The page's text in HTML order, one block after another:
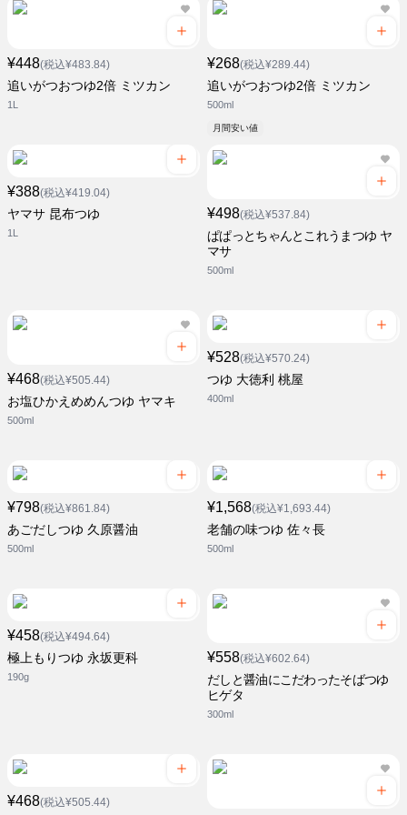
¥448(税込¥483.84)
追いがつおつゆ2倍 ミツカン
1L
¥268(税込¥289.44)
追いがつおつゆ2倍 ミツカン
500ml
月間安い値
¥388(税込¥419.04)
ヤマサ 昆布つゆ
1L
¥498(税込¥537.84)
ぱぱっとちゃんとこれうまつゆ ヤ
マサ
500ml
¥468(税込¥505.44)
お塩ひかえめめんつゆ ヤマキ
500ml
¥528(税込¥570.24)
つゆ 大徳利 桃屋
400ml
¥798(税込¥861.84)
あごだしつゆ 久原醤油
500ml
¥1,568(税込¥1,693.44)
老舗の味つゆ 佐々長
500ml
¥458(税込¥494.64)
極上もりつゆ 永坂更科
190g
¥558(税込¥602.64)
だしと醤油にこだわったそばつゆ
ヒゲタ
300ml
¥468(税込¥505.44)